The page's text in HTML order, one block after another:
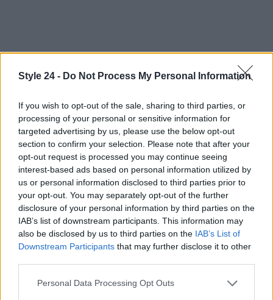
Style 24 - Do Not Process My Personal Information
If you wish to opt-out of the sale, sharing to third parties, or
processing of your personal or sensitive information for
targeted advertising by us, please use the below opt-out
section to confirm your selection. Please note that after your
opt-out request is processed you may continue seeing
interest-based ads based on personal information utilized by
us or personal information disclosed to third parties prior to
your opt-out. You may separately opt-out of the further
disclosure of your personal information by third parties on the
IAB’s list of downstream participants. This information may
also be disclosed by us to third parties on the IAB’s List of
Downstream Participants that may further disclose it to other
Please note that this website/app uses one or more Google
Personal Data Processing Opt Outs
Continua a leggere
LIFESTYLE
Scopri Rocca San Giovanni, il borgo abruzzese tra